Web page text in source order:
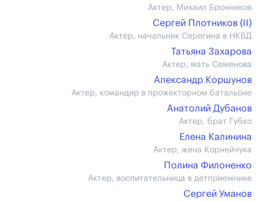
Актер, Михаил Бронников
Сергей Плотников (II)
Актер, начальник Серегина в НКВД
Татьяна Захарова
Актер, мать Семенова
Александр Коршунов
Актер, командир в прожекторном батальоне
Анатолий Дубанов
Актер, брат Губко
Елена Калинина
Актер, жена Корнейчука
Полина Филоненко
Актер, воспитательница в детприемнике
Сергей Уманов